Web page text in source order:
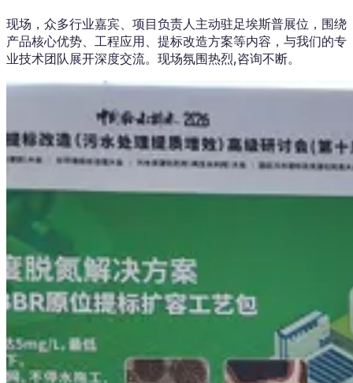
现场，众多行业嘉宾、项目负责人主动驻足埃斯普展位，围绕
产品核心优势、工程应用、提标改造方案等内容，与我们的专
业技术团队展开深度交流。现场氛围热烈,咨询不断。